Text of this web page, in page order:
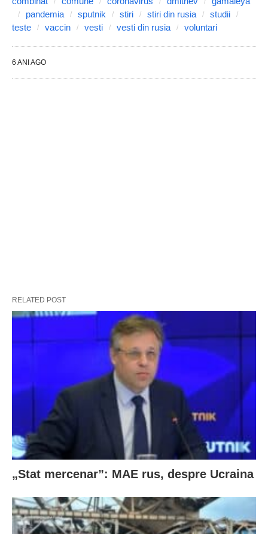
pandemia
sputnik stiri stiri din rusia
studii
teste
vaccin vesti vesti din rusia voluntari
6 ANI AGO
RELATED POST
„Stat mercenar”: MAE rus, despre Ucraina